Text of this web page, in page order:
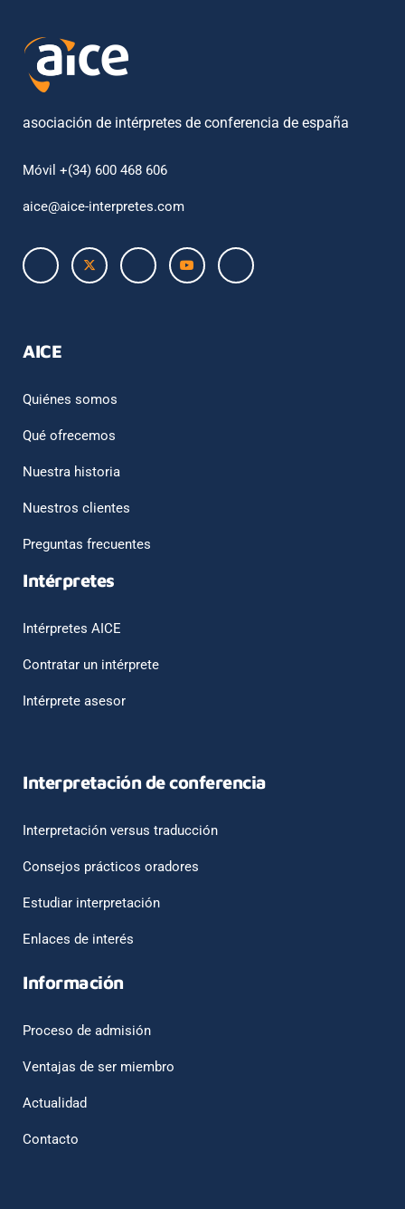
asociación de intérpretes de conferencia de españa
Móvil +(34) 600 468 606
aice@aice-interpretes.com
AICE
Quiénes somos
Qué ofrecemos
Nuestra historia
Nuestros clientes
Preguntas frecuentes
Intérpretes
Intérpretes AICE
Contratar un intérprete
Intérprete asesor
Interpretación de conferencia
Interpretación versus traducción
Consejos prácticos oradores
Estudiar interpretación
Enlaces de interés
Información
Proceso de admisión
Ventajas de ser miembro
Actualidad
Contacto